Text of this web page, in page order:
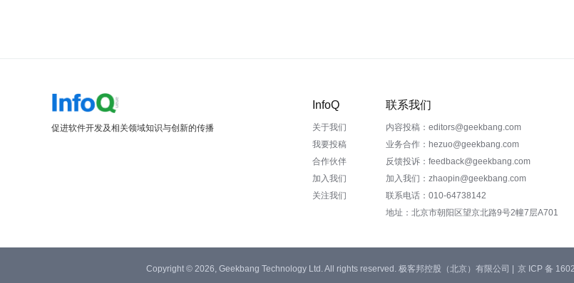
促进软件开发及相关领域知识与创新的传播
InfoQ
关于我们
我要投稿
合作伙伴
加入我们
关注我们
联系我们
内容投稿：editors@geekbang.com
业务合作：hezuo@geekbang.com
反馈投诉：feedback@geekbang.com
加入我们：zhaopin@geekbang.com
联系电话：010-64738142
地址：北京市朝阳区望京北路9号2幢7层A701
Copyright © 2026, Geekbang Technology Ltd. All rights reserved. 极客邦控股（北京）有限公司 | 京 ICP 备